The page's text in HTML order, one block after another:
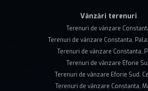
Vânzări terenuri
Terenuri de vânzare
Terenuri de vânzare Constanta,
Terenuri de vânzare Constanta,
Terenuri de vânzare Eforie
Terenuri de vânzare Eforie Sud,
Terenuri de vânzare Constanta,